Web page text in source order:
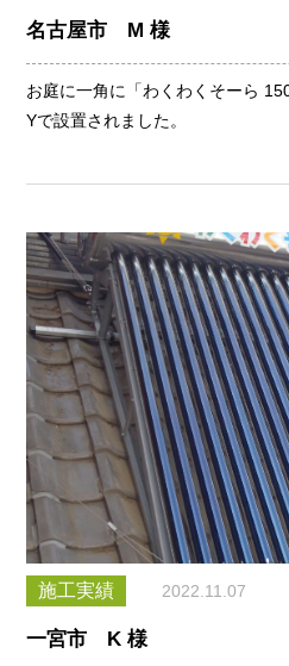
名古屋市 M 様
お庭に一角に「わくわくそーら
Yで設置されました。
施工実績 2022.11.07
一宮市 K 様